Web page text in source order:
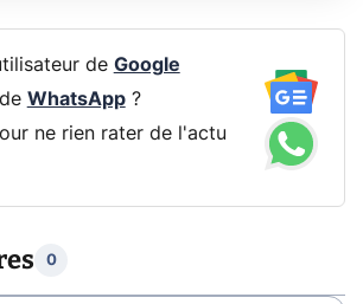
de Google
WhatsApp?
ne rien rater de l'actu
0